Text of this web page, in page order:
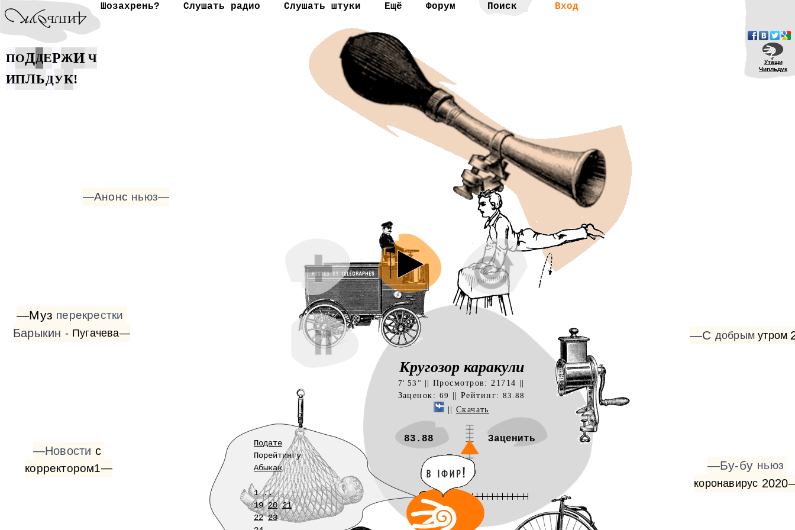
Шозахрень? Слушать радио Слушать штуки Ещё Форум Вход
Утащи
Чипльдук
ПОДДЕРЖИ Ч
ИПЛЬДУК!
Кругозор каракули
7' 53'' || Просмотров: 21714 ||
Заценок: 69 || Рейтинг: 83.88
|| Скачать
83.88 Заценить
Подате
Порейтингу
Абыкак
1 ..
19 20 21
22 23
—Муз перекрестки
Барыкин - Пугачева—
—Анонс ньюз—
—С добрым утром
—Бу-бу ньюз
коронавирус
—Новости с
корректором1—